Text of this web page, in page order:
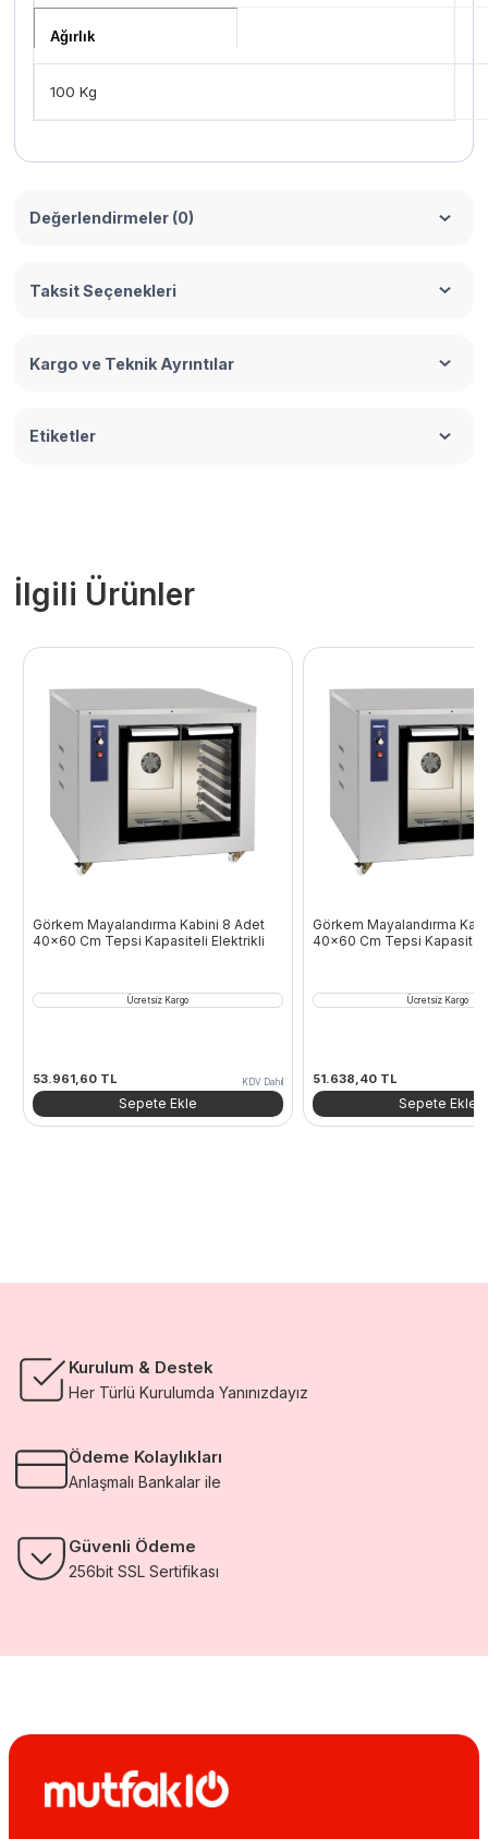
Ağırlık
100 Kg
Değerlendirmeler (0)
Taksit Seçenekleri
Kargo ve Teknik Ayrıntılar
Etiketler
İlgili Ürünler
Görkem Mayalandırma Kabini 8 Adet
40×60 Cm Tepsi Kapasiteli Elektrikli
Ücretsiz Kargo
53.961,60 TL KDV Dahil
Sepete Ekle
Görkem Mayalandırma
40×60 Cm Tepsi
Ücretsiz Kargo
51.638,40 TL
Sepete Ekle
Kurulum & Destek
Her Türlü Kurulumda Yanınızdayız
Ödeme Kolaylıkları
Anlaşmalı Bankalar ile
Güvenli Ödeme
256bit SSL Sertifikası